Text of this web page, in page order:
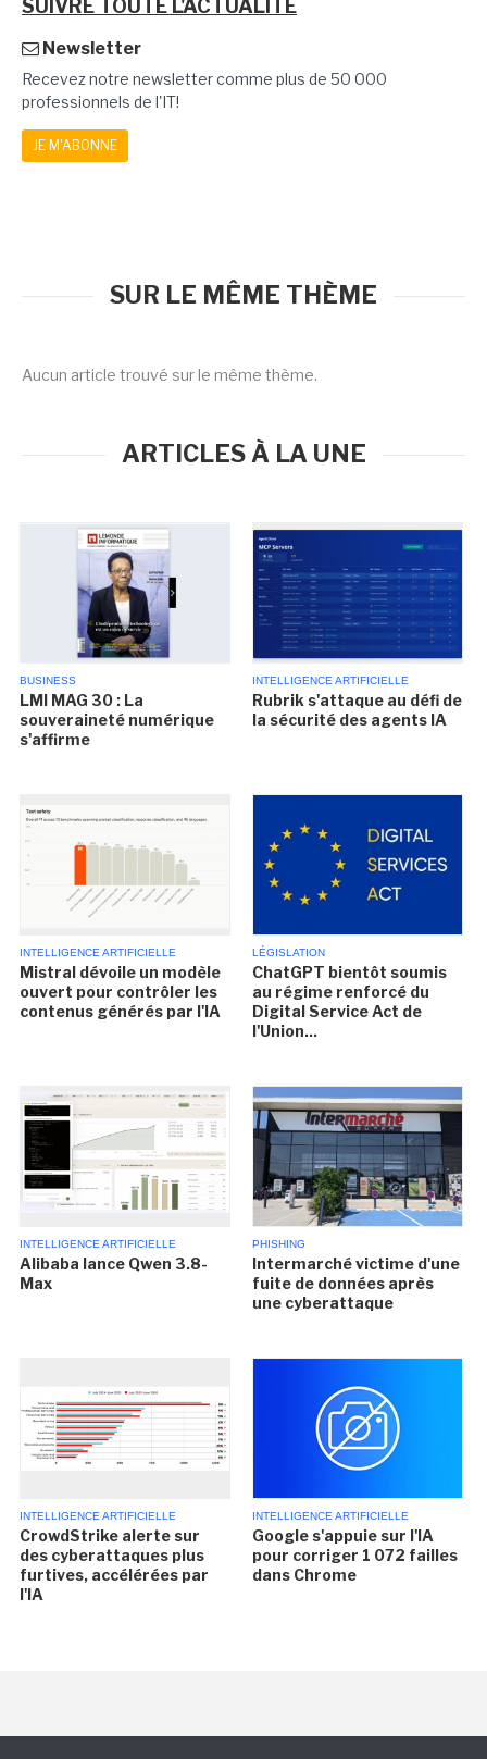
SUIVRE TOUTE L'ACTUALITÉ
Newsletter
Recevez notre newsletter comme plus de 50 000
professionnels de l'IT!
JE M'ABONNE
SUR LE MÊME THÈME
Aucun article trouvé sur le même thème.
ARTICLES À LA UNE
BUSINESS
LMI MAG 30 : La
souveraineté numérique
s'affirme
INTELLIGENCE ARTIFICIELLE
Rubrik s'attaque au défi de
la sécurité des agents IA
INTELLIGENCE ARTIFICIELLE
Mistral dévoile un modèle
ouvert pour contrôler les
contenus générés par l'IA
LÉGISLATION
ChatGPT bientôt soumis
au régime renforcé du
Digital Service Act de
l'Union...
INTELLIGENCE ARTIFICIELLE
Alibaba lance Qwen 3.8-
Max
PHISHING
Intermarché victime d'une
fuite de données après
une cyberattaque
INTELLIGENCE ARTIFICIELLE
CrowdStrike alerte sur
des cyberattaques plus
furtives, accélérées par
l'IA
INTELLIGENCE ARTIFICIELLE
Google s'appuie sur l'IA
pour corriger 1 072 failles
dans Chrome